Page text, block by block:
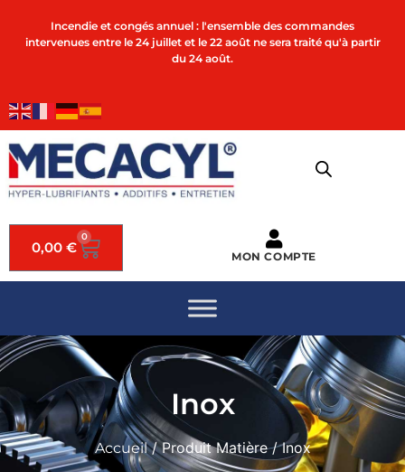
Incendie et congés annuel : l'ensemble des commandes
intervenues entre le 24 juillet et le 22 août ne sera traité qu'à partir
du 24 août.
0,00 €
0
MON COMPTE
Inox
Accueil/ Produit Matière / Inox